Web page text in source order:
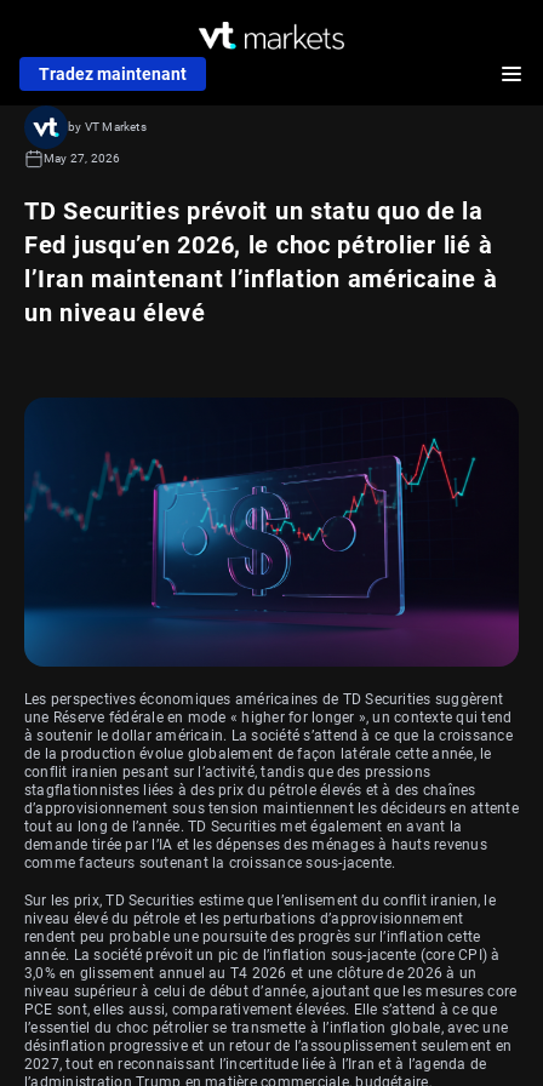
Tradez maintenant
TD Securities prévoit un statu quo de la
Fed jusqu’en 2026, le choc pétrolier lié à
l’Iran maintenant l’inflation américaine à
un niveau élevé
by VT Markets
May 27, 2026
Les perspectives économiques américaines de TD Securities suggèrent
une Réserve fédérale en mode « higher for longer », un contexte qui tend
à soutenir le dollar américain. La société s’attend à ce que la croissance
de la production évolue globalement de façon latérale cette année, le
conflit iranien pesant sur l’activité, tandis que des pressions
stagflationnistes liées à des prix du pétrole élevés et à des chaînes
d’approvisionnement sous tension maintiennent les décideurs en attente
tout au long de l’année. TD Securities met également en avant la
demande tirée par l’IA et les dépenses des ménages à hauts revenus
comme facteurs soutenant la croissance sous-jacente.
Sur les prix, TD Securities estime que l’enlisement du conflit iranien, le
niveau élevé du pétrole et les perturbations d’approvisionnement
rendent peu probable une poursuite des progrès sur l’inflation cette
année. La société prévoit un pic de l’inflation sous-jacente (core CPI) à
3,0% en glissement annuel au T4 2026 et une clôture de 2026 à un
niveau supérieur à celui de début d’année, ajoutant que les mesures core
PCE sont, elles aussi, comparativement élevées. Elle s’attend à ce que
l’essentiel du choc pétrolier se transmette à l’inflation globale, avec une
désinflation progressive et un retour de l’assouplissement seulement en
2027, tout en reconnaissant l’incertitude liée à l’Iran et à l’agenda de